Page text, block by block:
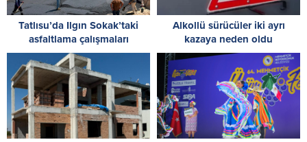
Tatlısu’da Ilgın Sokak’taki
asfaltlama çalışmaları
tamamlandı
Alkollü sürücüler iki ayrı
kazaya neden oldu